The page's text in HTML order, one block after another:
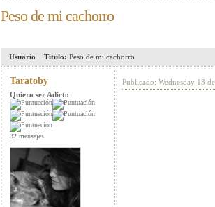
Peso de mi cachorro
Usuario Titulo: Peso de mi cachorro
Taratoby
Quiero ser Adicto
32 mensajes
Publicado: Wednesday 13